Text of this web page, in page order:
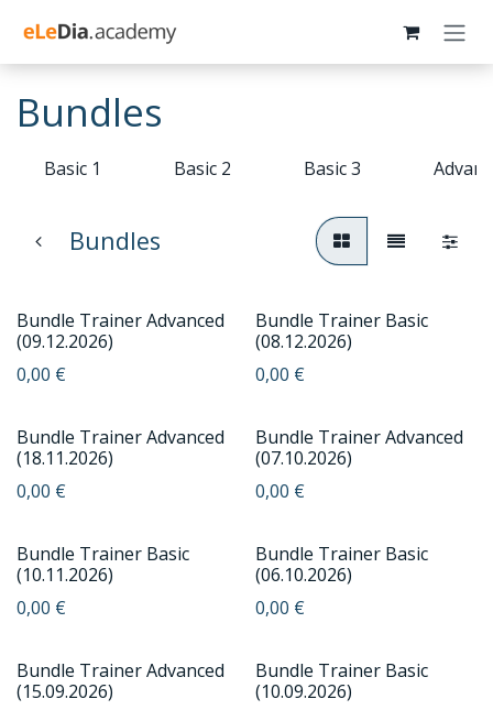
Bundles
Basic 1 Basic 2 Basic 3
Bundles
Bundle Trainer Advanced
(09.12.2026)
0,00 €
Bundle Trainer Basic
(08.12.2026)
0,00 €
Bundle Trainer Advanced
(18.11.2026)
0,00 €
Bundle Trainer Advanced
(07.10.2026)
0,00 €
Bundle Trainer Basic
(10.11.2026)
0,00 €
Bundle Trainer Basic
(06.10.2026)
0,00 €
Bundle Trainer Advanced
(15.09.2026)
Bundle Trainer Basic
(10.09.2026)